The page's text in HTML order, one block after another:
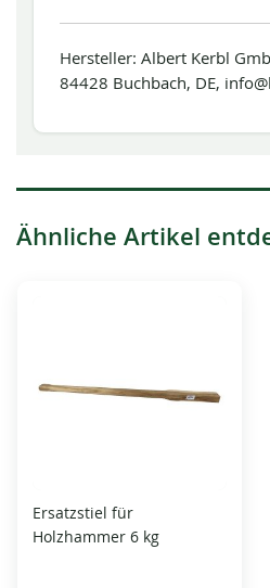
Hersteller: Albert Kerbl
84428 Buchbach, DE,
Ähnliche Artikel
Ersatzstiel für
Holzhammer 6 kg